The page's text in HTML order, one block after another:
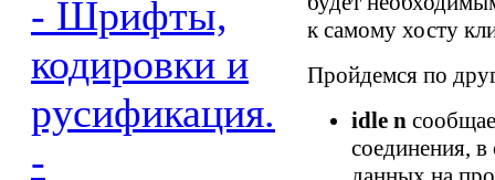
- Шрифты,
кодировки и
русификация.
-
к самому хосту
Пройдемся по
idle n
соединения, в